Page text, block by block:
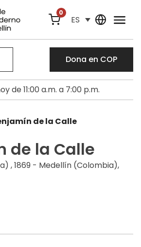
0
ES
Dona en COP
de 11:00 a.m. a 7:00 p.m.
de la Calle
de la Calle
, 1869 - Medellín (Colombia),